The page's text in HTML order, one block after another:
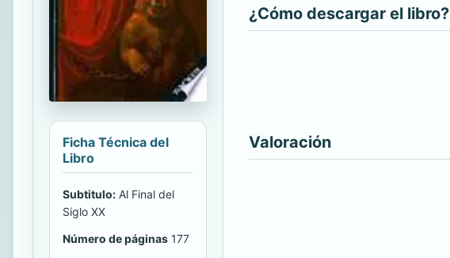
Ficha Técnica del
Libro
Subtitulo: Al Final del
Siglo XX
Número de páginas 177
¿Cómo descargar el libro?
Valoración